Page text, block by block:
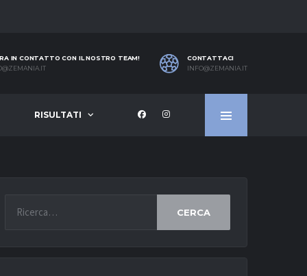
IN CONTATTO CON IL NOSTRO TEAM!
CONTATTACI
INFO@ZEMANIA.IT
RISULTATI
CERCA